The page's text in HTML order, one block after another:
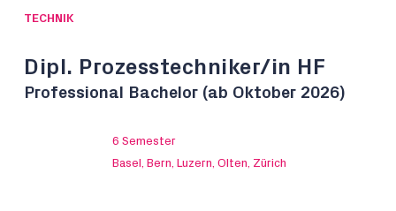
TECHNIK
Dipl. Prozesstechniker/in HF
Professional Bachelor (ab Oktober 2026)
6 Semester
Basel, Bern, Luzern, Olten, Zürich